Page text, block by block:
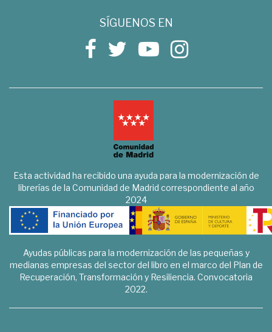
SÍGUENOS EN
Esta actividad ha recibido una ayuda para la modernización de
librerías de la Comunidad de Madrid correspondiente al año
2024
Ayudas públicas para la modernización de las pequeñas y
medianas empresas del sector del libro en el marco del Plan de
Recuperación, Transformación y Resiliencia. Convocatoria
2022.